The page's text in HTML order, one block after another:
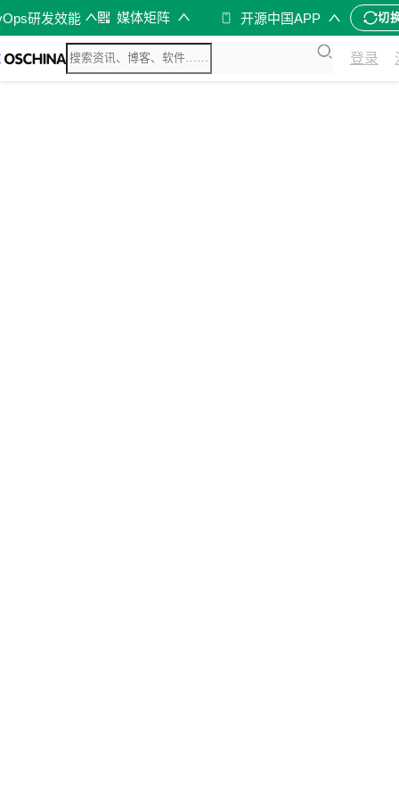
研发效能 媒体矩阵 开源中国APP 切
登录